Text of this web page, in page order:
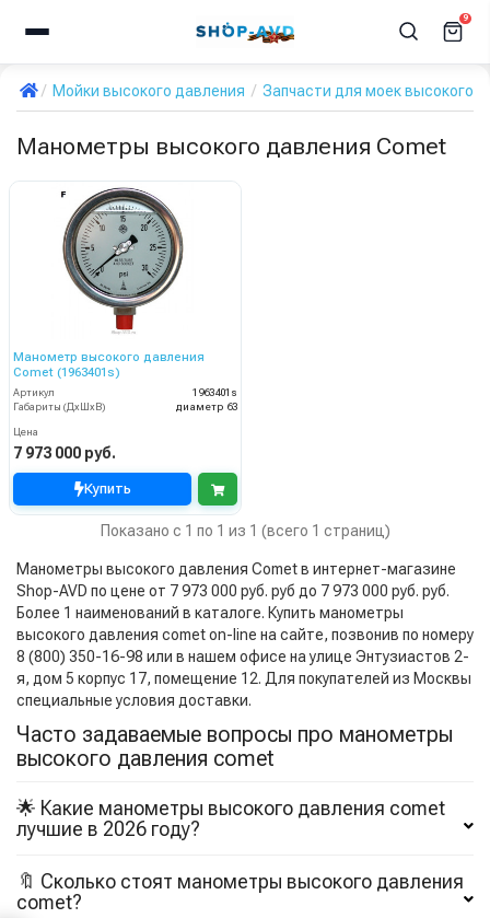
9
Мойки высокого давления Запчасти для моек высокого
Манометры высокого давления Comet
Манометр высокого давления
Comet (1963401s)
Артикул
1963401s
Габариты (ДхШхВ)
диаметр 63
Цена
7 973 000 руб.
Купить
Показано с 1 по 1 из 1 (всего 1 страниц)
Манометры высокого давления Comet в интернет-магазине
Shop-AVD по цене от 7 973 000 руб. руб до 7 973 000 руб. руб.
Более 1 наименований в каталоге. Купить манометры
высокого давления comet on-line на сайте, позвонив по номеру
8 (800) 350-16-98 или в нашем офисе на улице Энтузиастов 2-
я, дом 5 корпус 17, помещение 12. Для покупателей из Москвы
специальные условия доставки.
Часто задаваемые вопросы про манометры
высокого давления comet
🌟 Какие манометры высокого давления comet
лучшие в 2026 году?
🔖 Сколько стоят манометры высокого давления
comet?